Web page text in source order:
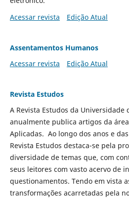
Acessar revista
Edição Atual
Assentamentos Humanos
Acessar revista
Edição Atual
Revista Estudos
A Revista Estudos da Universidade
anualmente publica artigos da
Aplicadas. Ao longo dos anos e
Revista Estudos destaca-se pela
diversidade de temas que, com
seus leitores com vasto acervo de
questionamentos. Tendo em vista
transformações acarretadas pela